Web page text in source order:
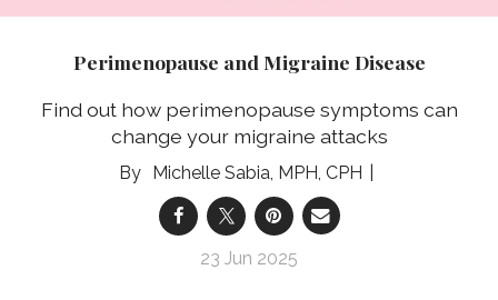
Perimenopause and Migraine Disease
Find out how perimenopause symptoms can
change your migraine attacks
Michelle Sabia, MPH, CPH
23 Jun 2025